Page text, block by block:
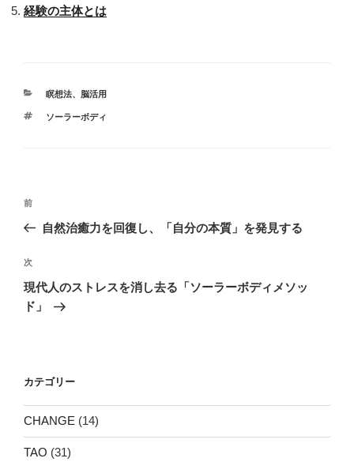
経験の主体とは
カ
ゴ
瞑想法、 脳活用
タ
ソーラーボディ
投
ビ
ゲ
ー
前
の
稿
前
自然治癒力を回復し、「自分の本質」を発見する
次
の
投
次
現代人のストレスを消し去る「ソーラーボディメソッ
ド」
カテゴリー
CHANGE (14)
TAO (31)